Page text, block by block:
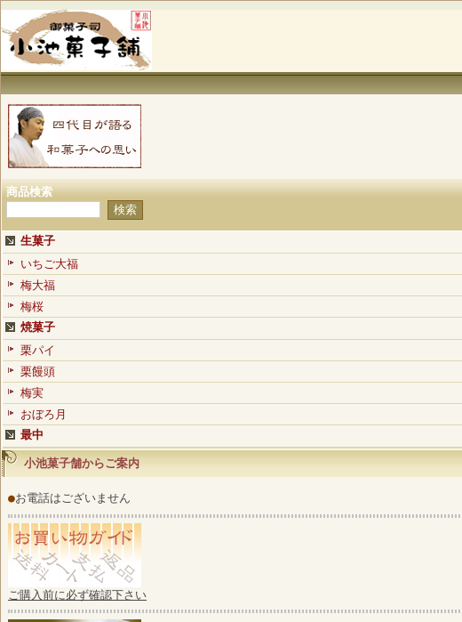
商品検索
生菓子
いちご大福
梅大福
梅桜
焼菓子
栗パイ
栗饅頭
梅実
おぼろ月
最中
小池菓子舗からご案内
●お電話はございません
ご購入前に必ず確認下さい